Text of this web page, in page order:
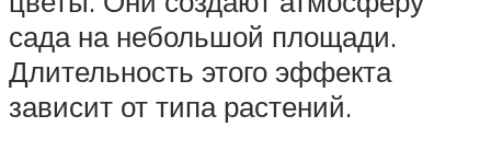
сада на небольшой площади.
Длительность этого эффекта
зависит от типа растений.